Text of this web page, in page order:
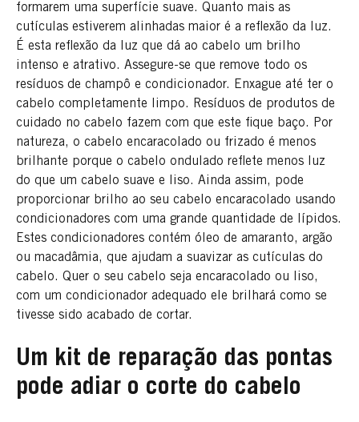
formarem uma superfície suave. Quanto mais as
cutículas estiverem alinhadas maior é a reflexão da luz.
É esta reflexão da luz que dá ao cabelo um brilho
intenso e atrativo. Assegure-se que remove todo os
resíduos de champô e condicionador. Enxague até ter o
cabelo completamente limpo. Resíduos de produtos de
cuidado no cabelo fazem com que este fique baço. Por
natureza, o cabelo encaracolado ou frizado é menos
brilhante porque o cabelo ondulado reflete menos luz
do que um cabelo suave e liso. Ainda assim, pode
proporcionar brilho ao seu cabelo encaracolado usando
condicionadores com uma grande quantidade de lípidos.
Estes condicionadores contém óleo de amaranto, argão
ou macadâmia, que ajudam a suavizar as cutículas do
cabelo. Quer o seu cabelo seja encaracolado ou liso,
com um condicionador adequado ele brilhará como se
tivesse sido acabado de cortar.
Um kit de reparação das pontas
pode adiar o corte do cabelo